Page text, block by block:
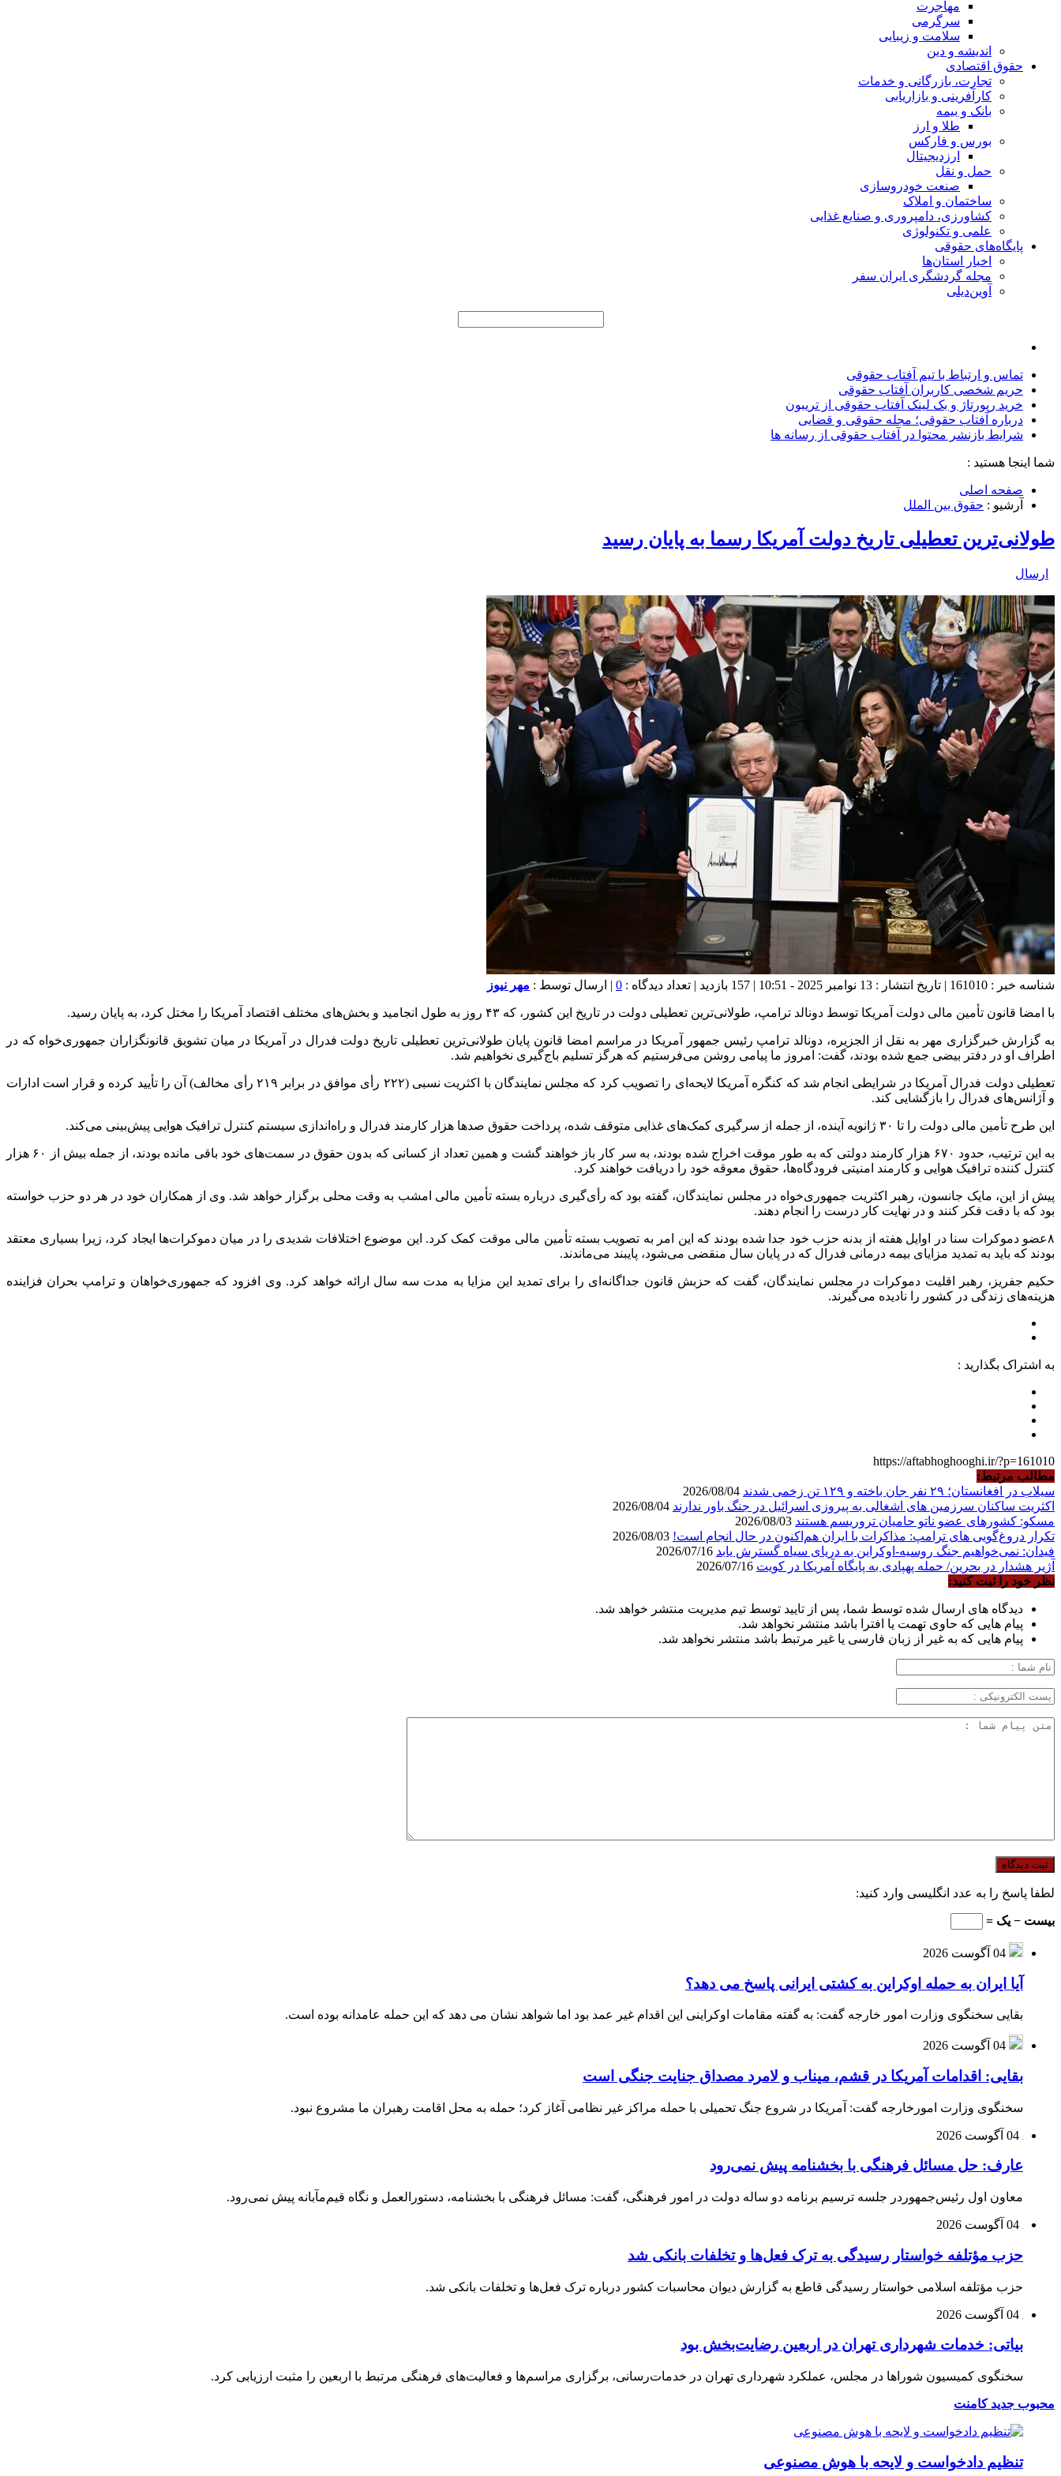
مهاجرت
سرگرمی
سلامت و زیبایی
اندیشه و دین
حقوق اقتصادی
تجارت، بازرگانی و خدمات
کارآفرینی و بازاریابی
بانک و بیمه
طلا و ارز
بورس و فارکس
ارزدیجیتال
حمل و نقل
صنعت خودروسازی
ساختمان و املاک
کشاورزی، دامپروری و صنایع غذایی
علمی و تکنولوژی
پایگاه‌های حقوقی
اخبار استان‌ها
مجله گردشگری ایران سفر
آوین‌دیلی
تماس و ارتباط با تیم آفتاب حقوقی
حریم شخصی کاربران آفتاب حقوقی
خرید رپورتاژ و بک لینک آفتاب حقوقی از تریبون
درباره آفتاب حقوقی؛ مجله حقوقی و قضایی
شرایط بازنشر محتوا در آفتاب حقوقی از رسانه ها
شما اینجا هستید :
صفحه اصلی
آرشیو : حقوق بین الملل
طولانی‌ترین تعطیلی تاریخ دولت آمریکا رسما به پایان رسید
ارسال
شناسه خبر : 161010 | تاریخ انتشار : 13 نوامبر 2025 - 10:51 | 157 بازدید | تعداد دیدگاه : 0 | ارسال توسط : مهر نیوز
با امضا قانون تأمین مالی دولت آمریکا توسط دونالد ترامپ، طولانی‌ترین تعطیلی دولت در تاریخ این کشور، که ۴۳ روز به طول انجامید و بخش‌های مختلف اقتصاد آمریکا را مختل کرد، به پایان رسید.
به گزارش خبرگزاری مهر به نقل از الجزیره، دونالد ترامپ رئیس جمهور آمریکا در مراسم امضا قانون پایان طولانی‌ترین تعطیلی تاریخ دولت فدرال در آمریکا در میان تشویق قانونگزاران جمهوری‌خواه که در
اطراف او در دفتر بیضی جمع شده بودند، گفت: امروز ما پیامی روشن می‌فرستیم که هرگز تسلیم باج‌گیری نخواهیم شد.
تعطیلی دولت فدرال آمریکا در شرایطی انجام شد که کنگره آمریکا لایحه‌ای را تصویب کرد که مجلس نمایندگان با اکثریت نسبی (۲۲۲ رأی موافق در برابر ۲۱۹ رأی مخالف) آن را تأیید کرده و قرار است ادارات
و آژانس‌های فدرال را بازگشایی کند.
این طرح تأمین مالی دولت را تا ۳۰ ژانویه آینده، از جمله از سرگیری کمک‌های غذایی متوقف شده، پرداخت حقوق صدها هزار کارمند فدرال و راه‌اندازی سیستم کنترل ترافیک هوایی پیش‌بینی می‌کند.
به این ترتیب، حدود ۶۷۰ هزار کارمند دولتی که به طور موقت اخراج شده بودند، به سر کار باز خواهند گشت و همین تعداد از کسانی که بدون حقوق در سمت‌های خود باقی مانده بودند، از جمله بیش از ۶۰ هزار
کنترل کننده ترافیک هوایی و کارمند امنیتی فرودگاه‌ها، حقوق معوقه خود را دریافت خواهند کرد.
پیش از این، مایک جانسون، رهبر اکثریت جمهوری‌خواه در مجلس نمایندگان، گفته بود که رأی‌گیری درباره بسته تأمین مالی امشب به وقت محلی برگزار خواهد شد. وی از همکاران خود در هر دو حزب خواسته
بود که با دقت فکر کنند و در نهایت کار درست را انجام دهند.
۸عضو دموکرات سنا در اوایل هفته از بدنه حزب خود جدا شده بودند که این امر به تصویب بسته تأمین مالی موقت کمک کرد. این موضوع اختلافات شدیدی را در میان دموکرات‌ها ایجاد کرد، زیرا بسیاری معتقد
بودند که باید به تمدید مزایای بیمه درمانی فدرال که در پایان سال منقضی می‌شود، پایبند می‌ماندند.
حکیم جفریز، رهبر اقلیت دموکرات در مجلس نمایندگان، گفت که حزبش قانون جداگانه‌ای را برای تمدید این مزایا به مدت سه سال ارائه خواهد کرد. وی افزود که جمهوری‌خواهان و ترامپ بحران فزاینده
هزینه‌های زندگی در کشور را نادیده می‌گیرند.
به اشتراک بگذارید :
https://aftabhoghooghi.ir/?p=161010
مطالب مرتبط:
سیلاب در افغانستان؛ ۲۹ نفر جان باخته و ۱۲۹ تن زخمی شدند
اکثریت ساکنان سرزمین های اشغالی به پیروزی اسرائیل در جنگ باور ندارند
مسکو: کشورهای عضو ناتو حامیان تروریسم هستند
تکرار دروغ‌گویی های ترامپ: مذاکرات با ایران هم‌اکنون در حال انجام است!
فیدان: نمی‌خواهیم جنگ روسیه-اوکراین به دریای سیاه گسترش یابد
آژیر هشدار در بحرین/ حمله پهپادی به پایگاه آمریکا در کویت
نظر خود را ثبت کنید:
دیدگاه های ارسال شده توسط شما، پس از تایید توسط تیم مدیریت منتشر خواهد شد.
پیام هایی که حاوی تهمت یا افترا باشد منتشر نخواهد شد.
پیام هایی که به غیر از زبان فارسی یا غیر مرتبط باشد منتشر نخواهد شد.
لطفا پاسخ را به عدد انگلیسی وارد کنید:
بیست − یک =
04 آگوست 2026
آیا ایران به حمله اوکراین به کشتی ایرانی پاسخ می دهد؟
بقایی سخنگوی وزارت امور خارجه گفت: به گفته مقامات اوکراینی این اقدام غیر عمد بود اما شواهد نشان می دهد که این حمله عامدانه بوده است.
04 آگوست 2026
بقایی: اقدامات آمریکا در قشم، میناب و لامرد مصداق جنایت جنگی است
سخنگوی وزارت امورخارجه گفت: آمریکا در شروع جنگ تحمیلی با حمله مراکز غیر نظامی آغاز کرد؛ حمله به محل اقامت رهبران ما مشروع نبود.
04 آگوست 2026
عارف: حل مسائل فرهنگی با بخشنامه پیش نمی‌رود
معاون اول رئیس‌جمهوردر جلسه ترسیم برنامه دو ساله دولت در امور فرهنگی، گفت: مسائل فرهنگی با بخشنامه، دستورالعمل و نگاه قیم‌مآبانه پیش نمی‌رود.
04 آگوست 2026
حزب مؤتلفه خواستار رسیدگی به ترک فعل‌ها و تخلفات بانکی شد
حزب مؤتلفه اسلامی خواستار رسیدگی قاطع به گزارش دیوان محاسبات کشور درباره ترک فعل‌ها و تخلفات بانکی شد.
04 آگوست 2026
بیاتی: خدمات شهرداری تهران در اربعین رضایت‌بخش بود
سخنگوی کمیسیون شوراها در مجلس، عملکرد شهرداری تهران در خدمات‌رسانی، برگزاری مراسم‌ها و فعالیت‌های فرهنگی مرتبط با اربعین را مثبت ارزیابی کرد.
محبوب جدیدکامنت
تنظیم دادخواست و لایحه با هوش مصنوعی